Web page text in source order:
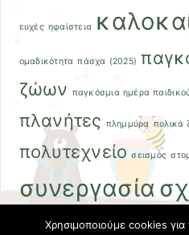
ευχές ηφαίστεια
ομαδικότητα πάσχα (2025)
ζώων παγκόσμια ημέρα
πλανήτες πλημμύρα πολικά
πολυτεχνείο σεισμός
συνεργασία
σχέσεις μαθητών/τριών
Χρησιμοποιούμε cookies